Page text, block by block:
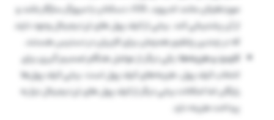
موردنظرتان مانند اندروید، IOS، دسکتاپ یا مرورگر سازگار باشد و
از آن پشتیبانی کند. برخی از کیف پول های ارز دیجیتال وجود دارند
که در چندین پلتفرم همزمان برای کاربران در دسترس هستند.
کارمزد و هزینه‌ها:یکی دیگر از عوامل هنگام تصمیم گیری برای
انتخاب کیف پول، هزینه‌های کیف پول است. برخی کیف پول‌ها
رایگان اما امکانات برخی دیگر از کیف پول های ارز دیجیتال نیاز به
پرداخت هزینه دارد.